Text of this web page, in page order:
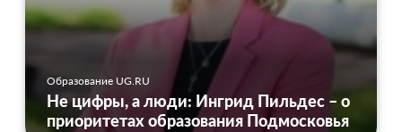
Образование UG.RU
Не цифры, а люди: Ингрид Пильдес – о
приоритетах образования Подмосковья